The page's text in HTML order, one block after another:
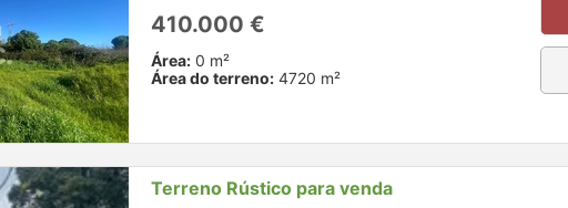
410.000 €
Área: 0 m²
Área do terreno: 4720 m²
Terreno Rústico para venda